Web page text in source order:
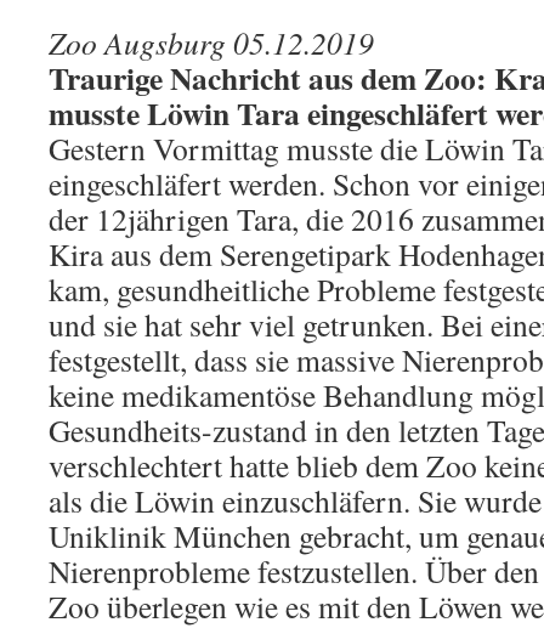
Zoo Augsburg 05.12.2019
Traurige Nachricht aus dem Zoo:
musste Löwin Tara eingeschläfert
Gestern Vormittag musste die Löwin
eingeschläfert werden. Schon vor
der 12jährigen Tara, die 2016
Kira aus dem Serengetipark
kam, gesundheitliche Probleme
und sie hat sehr viel getrunken. Bei
festgestellt, dass sie massive
keine medikamentöse Behandlung
Gesundheits-zustand in den letzten
verschlechtert hatte blieb dem Zoo
als die Löwin einzuschläfern. Sie
Uniklinik München gebracht, um
Nierenprobleme festzustellen. Über
Zoo überlegen wie es mit den Löwen